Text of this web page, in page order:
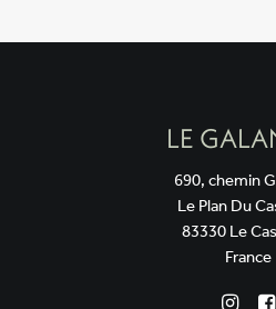
LE
690, chemin
Le Plan Du
83330 Le
France